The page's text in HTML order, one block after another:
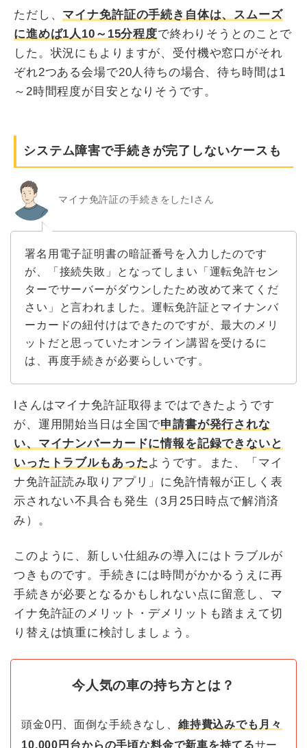
ただし、 マイナ免許証の手続き自体は、スムーズ
に進めば1人10～15分程度で終わりそうとのことで
した。状況にもよりますが、受付機や窓口がそれ
ぞれ2つある会場で20人待ちの場合、待ち時間は1
～2時間程度が目安となりそうです。
システム障害で手続きが完了しないケースも
マイナ免許証の手続きをしたIさん
署名用電子証明書の暗証番号を入力したのです
が、「接続失敗」となってしまい「運転免許セン
ターでサーバーがダウンしたため改めて来てくだ
さい」と言われました。運転免許証とマイナンバ
ーカードの紐付けはできたのですが、最大のメリ
ットだと思っていたオンライン講習を受けるに
は、再度手続きが必要らしいです。
Iさんはマイナ免許証取得まではできたようです
が、運用開始当日は全国で申請書が発行されな
い、マイナンバーカードに情報を記録できないと
いったトラブルもあったようです。また、「マイ
ナ免許証読み取りアプリ」に免許情報が正しく表
示されない不具合も発生（3月25日時点で解消済
み）。
このように、新しい仕組みの導入にはトラブルが
つきものです。手続きには時間がかかるうえに再
手続きが必要となるかもしれない点に留意し、マ
イナ免許証のメリット・デメリットも踏まえて切
り替えは慎重に検討しましょう。
今人気の車の持ち方とは？
頭金0円、面倒な手続きなし、 維持費込みでも月々
10,000円台からの手頃な料金で新車を持てるサー